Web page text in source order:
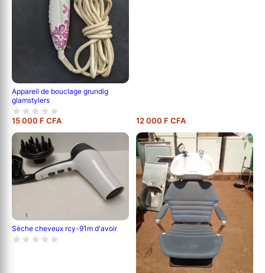
Appareil de bouclage grundig
glamstylers
15 000 F CFA 12 000 F CFA
Sèche cheveux rcy-91m d'avoir